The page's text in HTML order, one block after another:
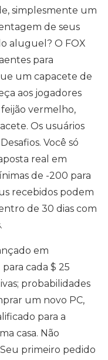
simplesmente um
de seus
aluguel? O FOX
para
um capacete de
aos jogadores
vermelho,
Os usuários
Você só
real em
de -200 para
recebidos podem
de 30 dias com
em
cada $ 25
probabilidades
um novo PC,
para a
casa. Não
primeiro pedido